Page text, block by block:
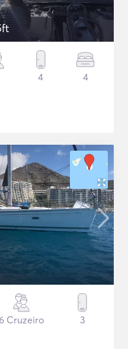
4 4
6 Cruzeiro 3